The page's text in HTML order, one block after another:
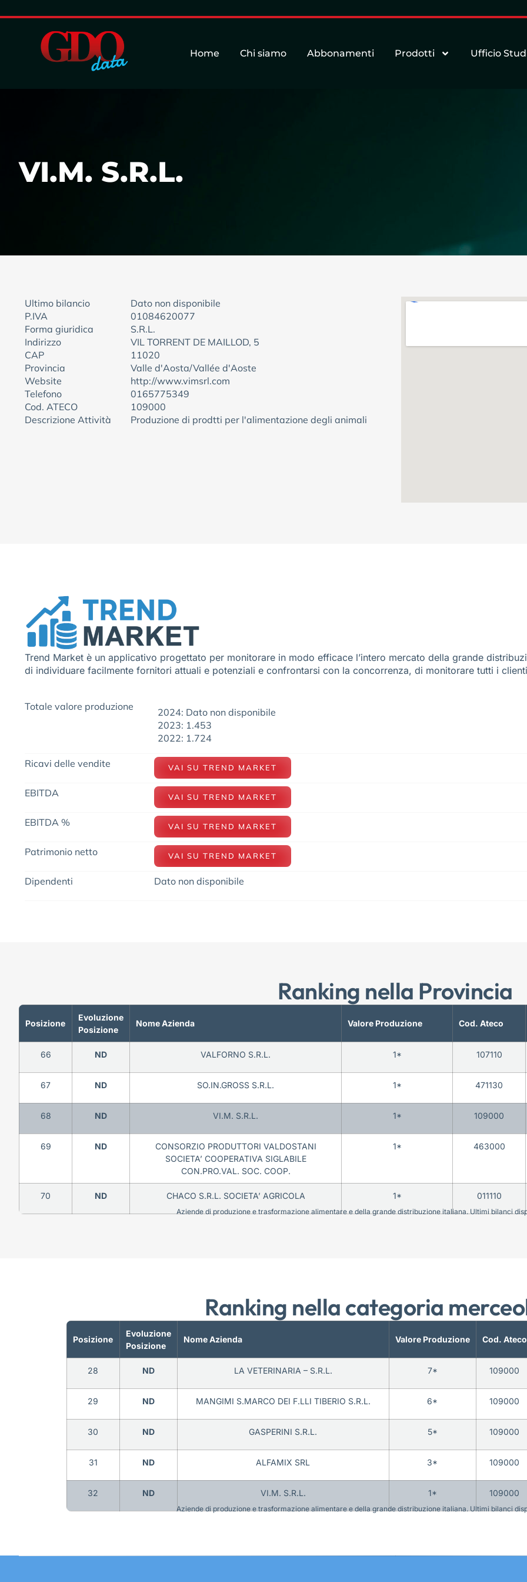
Home Chi siamo Abbonamenti Prodotti Ufficio
VI.M. S.R.L.
Ultimo bilancio
Dato non disponibile
P.IVA
01084620077
Forma giuridica
S.R.L.
Indirizzo
VIL TORRENT DE MAILLOD, 5
CAP
11020
Provincia
Valle d'Aosta/Vallée d'Aoste
Website
http://www.vimsrl.com
Telefono
0165775349
Cod. ATECO
109000
Descrizione Attività
Produzione di prodtti per l'alimentazione degli animali
Trend Market è un applicativo progettato per monitorare in modo efficace l’intero mercato della grande
di individuare facilmente fornitori attuali e potenziali e confrontarsi con la concorrenza, di monitorare tutti i
Totale valore produzione
2024: Dato non disponibile
2023: 1.453
2022: 1.724
Ricavi delle vendite VAI SU TREND MARKET
EBITDA VAI SU TREND MARKET
EBITDA % VAI SU TREND MARKET
Patrimonio netto VAI SU TREND MARKET
Dipendenti Dato non disponibile
Ranking nella Provincia
Posizione
Evoluzione
Posizione
Nome Azienda Valore Produzione Cod. Ateco
66 ND VALFORNO S.R.L. 1* 107110
67 ND SO.IN.GROSS S.R.L. 1* 471130
68 ND VI.M. S.R.L. 1* 109000
69 ND
CONSORZIO PRODUTTORI VALDOSTANI
SOCIETA’ COOPERATIVA SIGLABILE
CON.PRO.VAL. SOC. COOP.
1* 463000
70 ND CHACO S.R.L. SOCIETA’ AGRICOLA 1* 011110
Aziende di produzione e trasformazione alimentare e della grande distribuzione italiana. Ultimi bilanci
Ranking nella categoria
Posizione
Evoluzione
Posizione
Nome Azienda Valore Produzione Cod. Ateco
28 ND LA VETERINARIA – S.R.L. 7* 109000
29 ND MANGIMI S.MARCO DEI F.LLI TIBERIO S.R.L. 6* 109000
30 ND GASPERINI S.R.L. 5* 109000
31 ND ALFAMIX SRL 3* 109000
32 ND VI.M. S.R.L. 1* 109000
Aziende di produzione e trasformazione alimentare e della grande distribuzione italiana. Ultimi bilanci